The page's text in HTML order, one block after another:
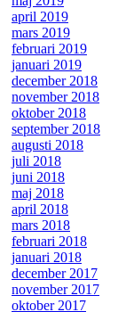
april 2019
mars 2019
februari 2019
januari 2019
december 2018
november 2018
oktober 2018
september 2018
augusti 2018
juli 2018
juni 2018
maj 2018
april 2018
mars 2018
februari 2018
januari 2018
december 2017
november 2017
oktober 2017